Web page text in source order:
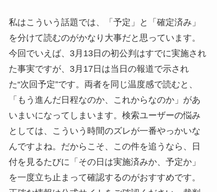
私はこういう話題では、「予定」と「確定済み」
を分けて読むのがかなり大事だと思っています。
今回でいえば、3月13日の初公判はすでに実施され
た事実ですが、3月17日は当日の報道で示され
た“次回予定”です。両者を同じ温度感で読むと、
「もう進んだ日程なのか、これからなのか」があ
いまいになってしまいます。検索ユーザーの悩み
としては、こういう時間のズレが一番やっかいな
んですよね。だからこそ、この件を追うなら、日
付を見るたびに「その日は実施済みか、予定か」
を一度立ち止まって確認するのがおすすめです。